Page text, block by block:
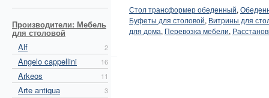
Производители: Мебель
для столовой
Alf
2
Angelo cappellini 16
Arkeos 11
Arte antiqua 3
Стол трансформер обеденный,
Буфеты для столовой, Витрины для
для дома, Перевозка мебели,